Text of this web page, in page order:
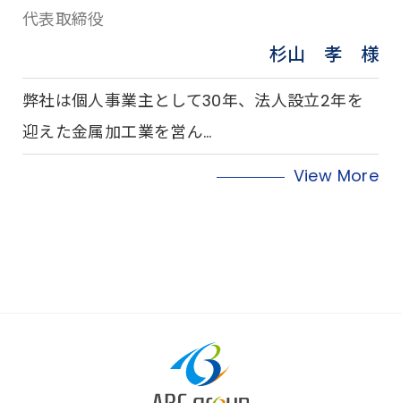
代表取締役
杉山 孝 様
弊社は個人事業主として30年、法人設立2年を
迎えた金属加工業を営ん…
View More